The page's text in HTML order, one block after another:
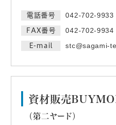
電話番号 042-702-9933
FAX番号 042-702-9934
E-mail stc@sagami-
資材販売
（第二ヤード）